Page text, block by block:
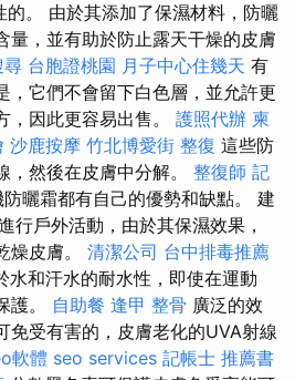
的。 由於其添加了保濕材料，防曬
量，並有助於防止露天干燥的皮膚
尋 台胞證桃園 月子中心住幾天 有
，它們不會留下白色層，並允許更
，因此更容易出售。 護照代辦 柬
沙鹿按摩 竹北博愛街 整復 這些防
，然後在皮膚中分解。 整復師 記
曬霜都有自己的優勢和缺點。 建
行戶外活動，由於其保濕效果，
燥皮膚。 清潔公司 台中排毒推薦
水和汗水的耐水性，即使在運動
護。 自助餐 逢甲 整骨 廣泛的效
免受有害的，皮膚老化的UVA射線
軟體 seo services 記帳士 推薦書